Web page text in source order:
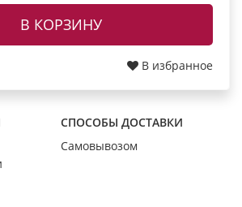
В КОРЗИНУ
В избранное
СПОСОБЫ ДОСТАВКИ
Самовывозом